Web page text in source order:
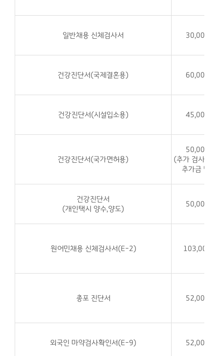
일반채용 신체검사서 30,000원
건강진단서(국제결혼용) 60,000원
건강진단서(시설입소용) 45,000원
건강진단서(국가면허용)
50,000원
(추가 검사 진
추가금 발생
건강진단서
(개인택시 양수,양도)
50,000원
원어민채용 신체검사서(E-2) 103,000원
총포 진단서 52,000원
외국인 마약검사확인서(E-9) 52,000원